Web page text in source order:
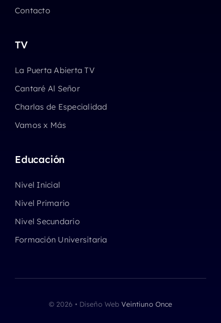
Contacto
TV
La Puerta Abierta TV
Cantaré Al Señor
Charlas de Especialidad
Vamos x Más
Educación
Nivel Inicial
Nivel Primario
Nivel Secundario
Formación Universitaria
© 2026 • Diseño WebVeintiuno Once